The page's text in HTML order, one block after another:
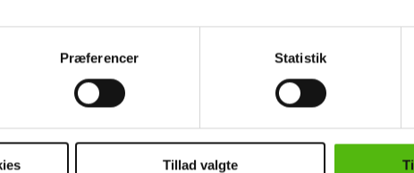
og bruge data for at kunne levere og finansiere relevant
cookies fra tredjeparter til at at optimere dit besøg på vores
Præferencer Statistik
Tillad valgte